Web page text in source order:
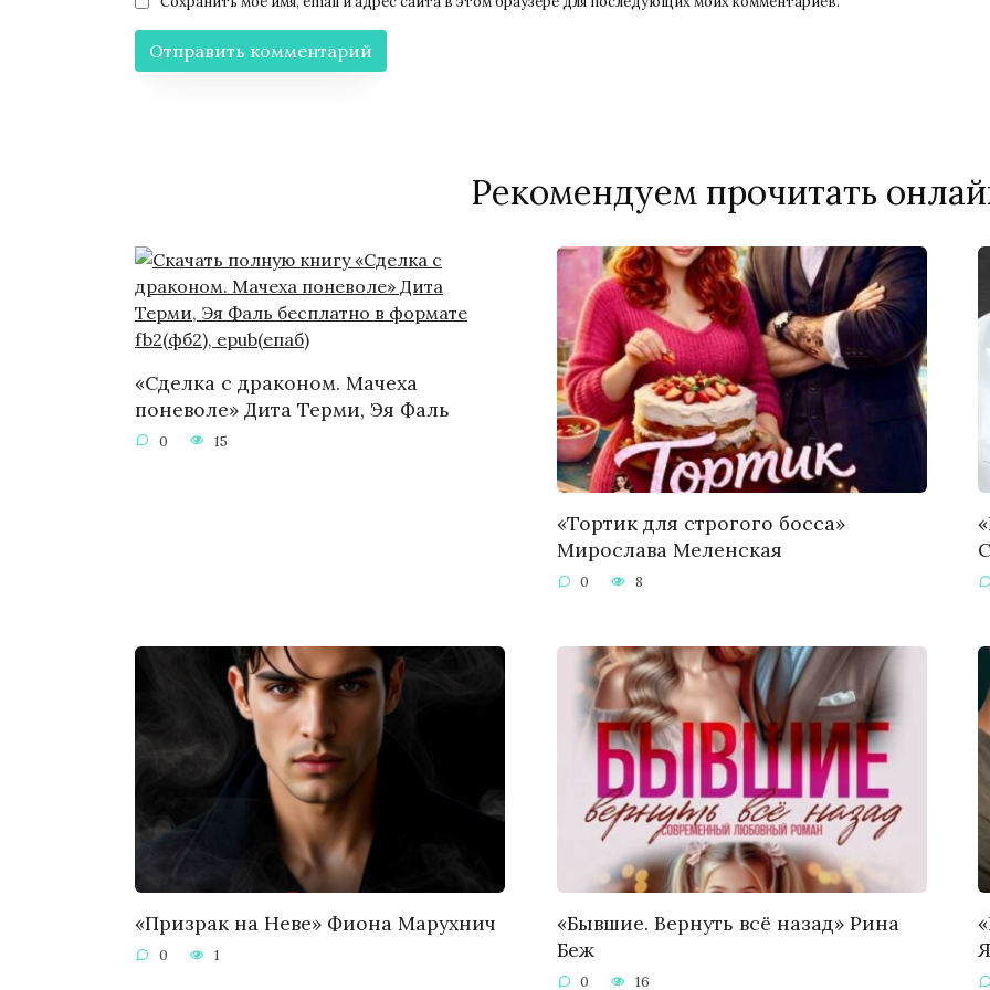
Рекомендуем прочитать
«Сделка с драконом. Мачеха
поневоле» Дита Терми, Эя Фаль
0 15
«Тортик для строгого босса»
Мирослава Меленская
0 8
«Призрак на Неве» Фиона Марухнич
0 1
«Бывшие. Вернуть всё назад» Рина
Беж
0 16